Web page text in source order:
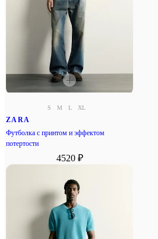
S M L XL
ZARA
Футболка с принтом и эффектом
потертости
4520 ₽